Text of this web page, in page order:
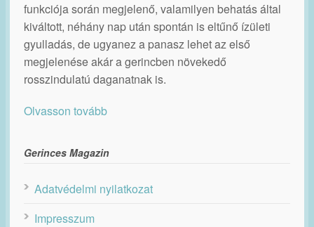
funkciója során megjelenő, valamilyen behatás által
kiváltott, néhány nap után spontán is eltűnő ízületi
gyulladás, de ugyanez a panasz lehet az első
megjelenése akár a gerincben növekedő
rosszindulatú daganatnak is.
Olvasson tovább
Gerinces Magazin
Adatvédelmi nyilatkozat
Impresszum